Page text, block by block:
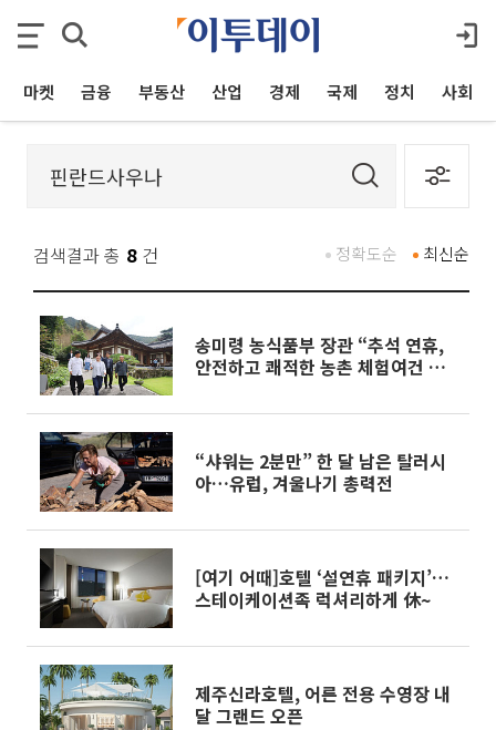
마켓 금융 부동산 산업 경제 국제 정치 사회
검색결과 총 8 건 최신순
정확도순
송미령 농식품부 장관 “추석 연휴,
안전하고 쾌적한 농촌 체험여건 조
“샤워는 2분만” 한 달 남은 탈러시
아…유럽, 겨울나기 총력전
[여기 어때]호텔 ‘설연휴 패키지’…
스테이케이션족 럭셔리하게 休~
제주신라호텔, 어른 전용 수영장 내
달 그랜드 오픈